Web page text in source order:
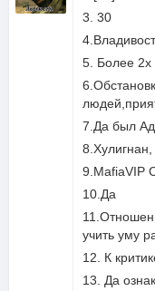
3. 30
5. Более 2х
7.Да был
9.MafiaVIP
10.Да
учить уму
12. К
13. Да